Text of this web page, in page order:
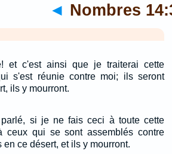
◄ Nombres
et c'est ainsi que je traiterai cette
s'est réunie contre moi; ils seront
ils y mourront.
si je ne fais ceci à toute cette
ceux qui se sont assemblés contre
ce désert, et ils y mourront.